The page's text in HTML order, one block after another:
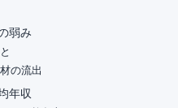
弱み
の流出
年収